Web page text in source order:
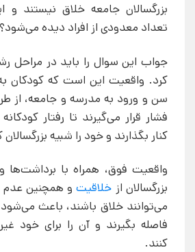
بزرگسالان جامعه خلاق نیستند
تعداد معدودی از افراد دیده می‌شود؟
جواب این سوال را باید در مراحل
کرد. واقعیت این است که کودکان
سن و ورود به مدرسه و جامعه، از
فشار قرار می‌گیرند تا رفتار
کنار بگذارند و خود را شبیه بزرگسالان
واقعیت فوق، همراه با
بزرگسالان از خلاقیتو همچنین عدم
می‌توانند خلاق باشند، باعث می‌شود
فاصله بگیرند و آن را برای خود
کنند.